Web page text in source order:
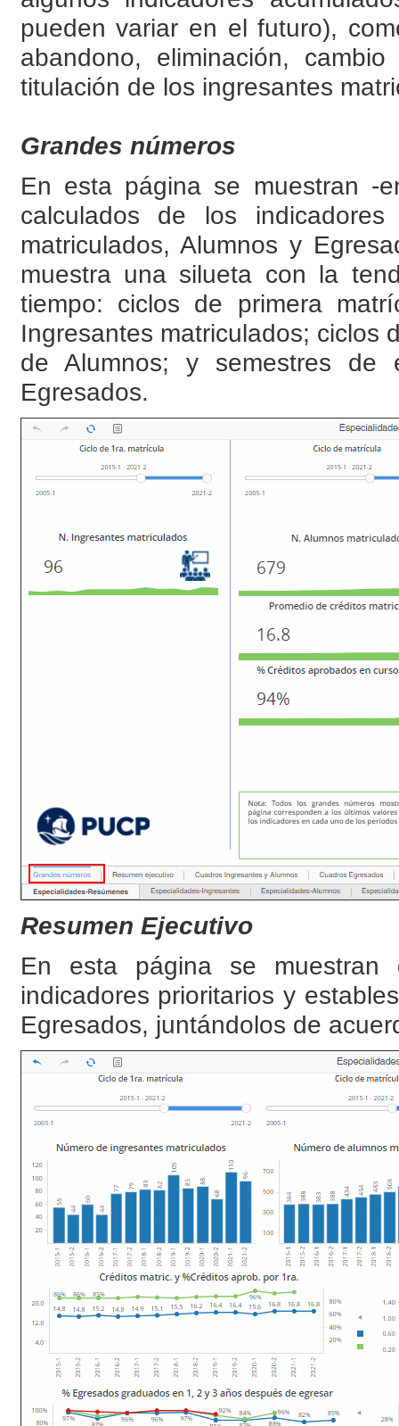
pueden variar en el futuro),
abandono, eliminación,
titulación de los ingresantes
Grandes números
En esta página se muestran -
calculados de los
matriculados, Alumnos y
muestra una silueta con la
tiempo: ciclos de primera
Ingresantes matriculados; ciclos
de Alumnos; y semestres
Egresados.
Resumen Ejecutivo
En esta página se
indicadores prioritarios y
Egresados, juntándolos de